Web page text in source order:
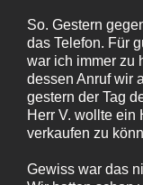
So. Gestern
das Telefon. Für
war ich immer zu
dessen Anruf wir
gestern der Tag
Herr V. wollte ein
verkaufen zu
Gewiss war das